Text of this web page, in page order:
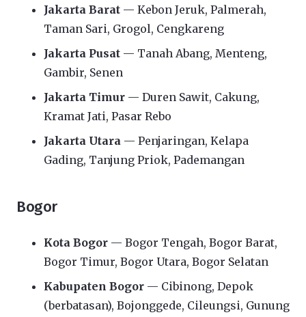
Jakarta Barat — Kebon Jeruk, Palmerah,
Taman Sari, Grogol, Cengkareng
Jakarta Pusat — Tanah Abang, Menteng,
Gambir, Senen
Jakarta Timur — Duren Sawit, Cakung,
Kramat Jati, Pasar Rebo
Jakarta Utara — Penjaringan, Kelapa
Gading, Tanjung Priok, Pademangan
Bogor
Kota Bogor — Bogor Tengah, Bogor Barat,
Bogor Timur, Bogor Utara, Bogor Selatan
Kabupaten Bogor — Cibinong, Depok
(berbatasan), Bojonggede, Cileungsi, Gunung